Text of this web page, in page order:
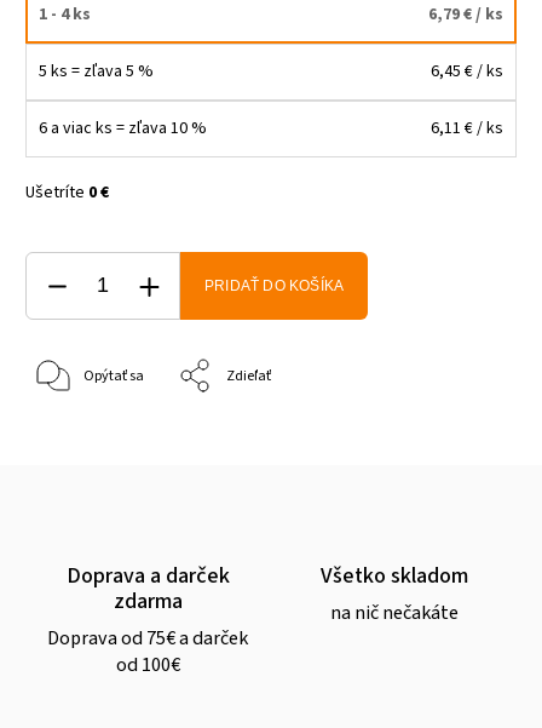
1 - 4 ks 6,79 €/ ks
5 ks = zľava 5 % 6,45 €/ ks
6 a viac ks = zľava 10 % 6,11 €/ ks
Ušetríte 0 €
PRIDAŤ DO KOŠÍKA
Opýtať sa Zdieľať
Doprava a darček
zdarma
Doprava od 75€ a darček
od 100€
Všetko skladom
na nič nečakáte